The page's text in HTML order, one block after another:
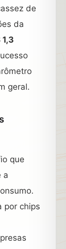
de
da
1,3
geral.
que
a
por chips